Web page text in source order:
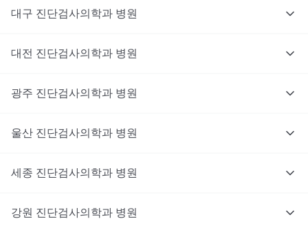
대구 진단검사의학과 병원
대전 진단검사의학과 병원
광주 진단검사의학과 병원
울산 진단검사의학과 병원
세종 진단검사의학과 병원
강원 진단검사의학과 병원